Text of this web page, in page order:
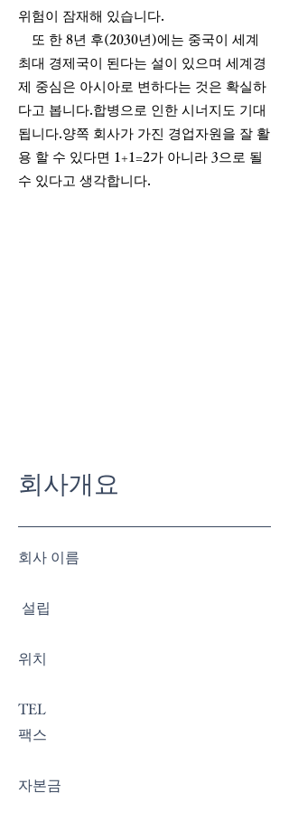
위험이 잠재해 있습니다.
또 한 8년 후(2030년)에는 중국이 세계
최대 경제국이 된다는 설이 있으며 세계경
제 중심은 아시아로 변하다는 것은 확실하
다고 봅니다.합병으로 인한 시너지도 기대
됩니다.양쪽 회사가 가진 경업자원을 잘 활
용 할 수 있다면 1+1=2가 아니라 3으로 될
수 있다고 생각합니다.
회사개요
​회사 이름
​ 설립
위치
TEL
팩스
자본금